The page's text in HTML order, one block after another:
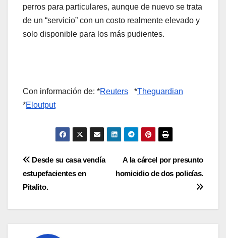
perros para particulares, aunque de nuevo se trata
de un “servicio” con un costo realmente elevado y
solo disponible para los más pudientes.
Con información de: *Reuters *Theguardian
*Eloutput
Navegación
de
entradas
A la cárcel por presunto
homicidio de dos policías.
Desde su casa vendía
estupefacientes en
Pitalito.